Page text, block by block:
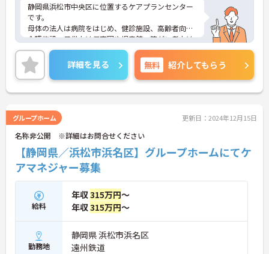
静岡県浜松市中央区に位置するケアプランセンター
です。
母体の法人は病院をはじめ、健診施設、高齢者向け
介護施設、子供向け保育園や児童館、障がい者向け
施設など、140施設・289事業を幅広く運営していま
す。
安心して長期的に就業できるのも魅力のひとつです
ね。興味のある方は是非お問い合わせください。
詳細を見る 無料 紹介してもらう
グループホーム 更新日：2024年12月15日
名称非公開 ※詳細はお問合せください
【静岡県／浜松市浜名区】グループホームにてケ
アマネジャー募集
給料
年収315万円～
年収315万円～
勤務地
静岡県 浜松市浜名区
遠州鉄道